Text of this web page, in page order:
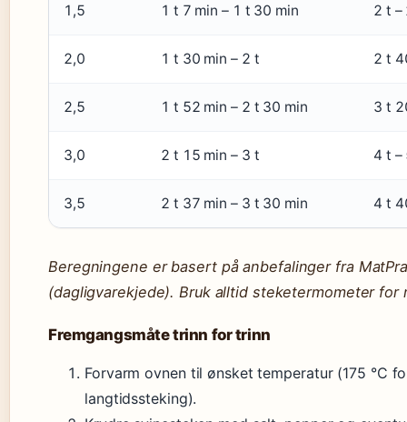
1,5 1 t 7 min – 1 t 30 min 2 t –
2,0 1 t 30 min – 2 t 2 t
2,5 1 t 52 min – 2 t 30 min 3 t
3,0 2 t 15 min – 3 t 4 t –
3,5 2 t 37 min – 3 t 30 min 4 t
Beregningene er basert på anbefalinger fra
(dagligvarekjede). Bruk alltid steketermometer for
Fremgangsmåte trinn for trinn
Forvarm ovnen til ønsket temperatur (175 °C
langtidssteking).